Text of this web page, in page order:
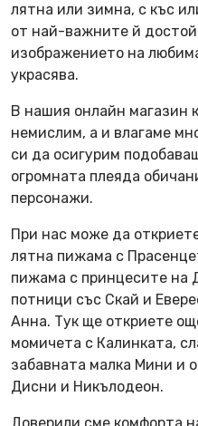
лятна или зимна, с къс
от най-важните й
изображението на
украсява.
В нашия онлайн магазин
немислим, а и влагаме
си да осигурим
огромната плеяда
персонажи.
При нас може да
лятна пижама с
пижама с принцесите на
потници със Скай и
Анна. Тук ще откриете
момичета с Калинката,
забавната малка Мини и
Дисни и Никълодеон.